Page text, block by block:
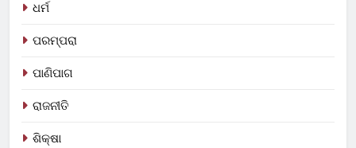
ଧର୍ମ
ପରମ୍ପରା
ପାଣିପାଗ
ରାଜନୀତି
ଶିକ୍ଷା